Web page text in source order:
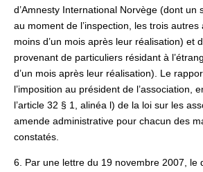
d’Amnesty International Norvège (dont un
au moment de l’inspection, les trois
moins d’un mois après leur réalisation) et
provenant de particuliers résidant à
d’un mois après leur réalisation). Le
l’imposition au président de l’association,
l’article 32 § 1, alinéa l) de la loi sur les
amende administrative pour chacun des
constatés.
6. Par une lettre du 19 novembre 2007, le